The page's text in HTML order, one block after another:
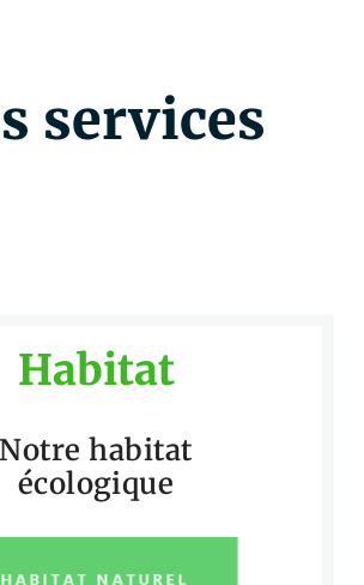
services
Habitat
Notre habitat
écologique